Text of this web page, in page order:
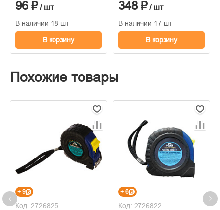
96 ₽/ шт
В наличии 18 шт
В корзину
348 ₽/ шт
В наличии 17 шт
В корзину
Похожие товары
+ 9
Код: 2726825
+ 6
Код: 2726822